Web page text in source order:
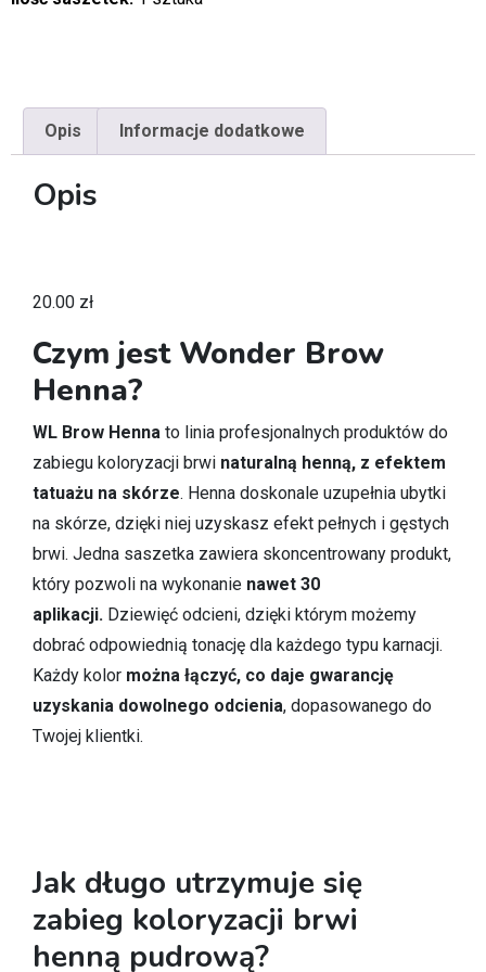
Opis Informacje dodatkowe
Opis
20.00 zł
Czym jest Wonder Brow
Henna?
WL Brow Henna to linia profesjonalnych produktów do
zabiegu koloryzacji brwi naturalną henną, z efektem
tatuażu na skórze. Henna doskonale uzupełnia ubytki
na skórze, dzięki niej uzyskasz efekt pełnych i gęstych
brwi. Jedna saszetka zawiera skoncentrowany produkt,
który pozwoli na wykonanie nawet 30
aplikacji. Dziewięć odcieni, dzięki którym możemy
dobrać odpowiednią tonację dla każdego typu karnacji.
Każdy kolor można łączyć, co daje gwarancję
uzyskania dowolnego odcienia, dopasowanego do
Twojej klientki.
Jak długo utrzymuje się
zabieg koloryzacji brwi
henną pudrową?